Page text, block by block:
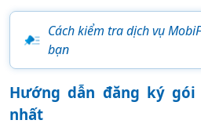
Cách kiểm tra dịch vụ
bạn
Hướng dẫn đăng ký
nhất